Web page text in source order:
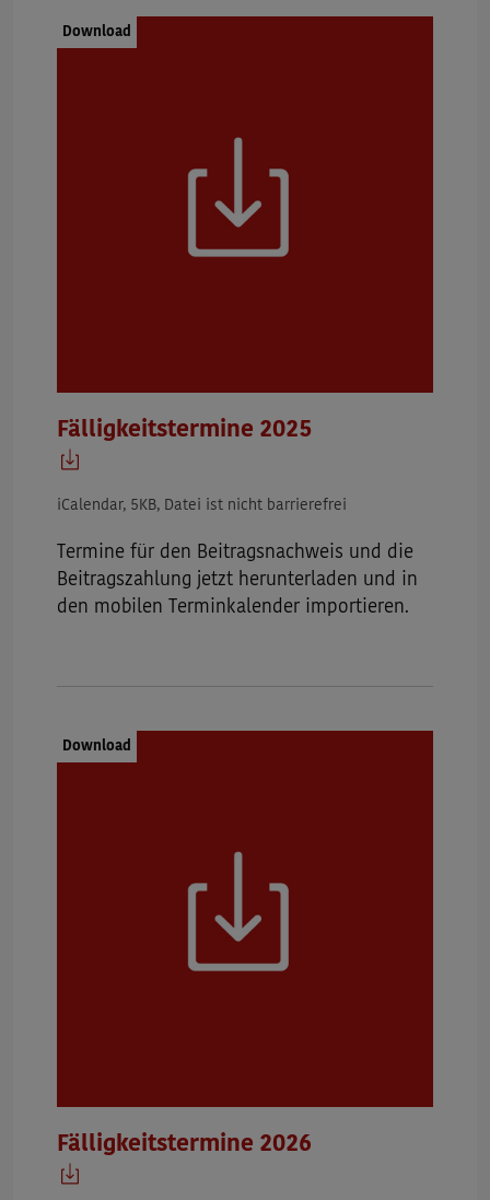
Dokumenttyp:
Download
Fälligkeitstermine 2025
iCalendar, 5KB, Datei ist nicht barrierefrei
Termine für den Beitragsnachweis und die
Beitragszahlung jetzt herunterladen und in
den mobilen Terminkalender importieren.
Dokumenttyp:
Download
Fälligkeitstermine 2026